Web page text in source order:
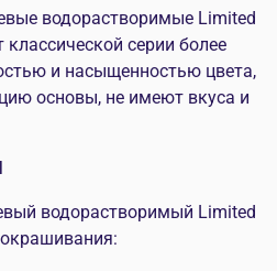
водорастворимые Limited
классической серии более
и насыщенностью цвета,
основы, не имеют вкуса и
водорастворимый Limited